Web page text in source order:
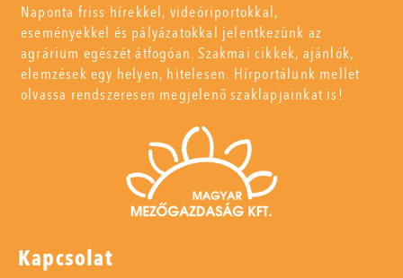
Naponta friss hírekkel, videóriportokkal,
eseményekkel és pályázatokkal jelentkezünk az
agrárium egészét átfogóan. Szakmai cikkek, ajánlók,
elemzések egy helyen, hitelesen. Hírportálunk mellet
olvassa rendszeresen megjelenő szaklapjainkat is!
Kapcsolat